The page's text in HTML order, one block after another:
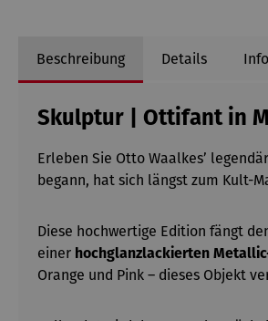
Beschreibung Details
Skulptur | Ottifant in
Erleben Sie Otto Waalkes’
begann, hat sich längst zum Kult-
Diese hochwertige Edition fängt
einer hochglanzlackierten
Orange und Pink – dieses Objekt